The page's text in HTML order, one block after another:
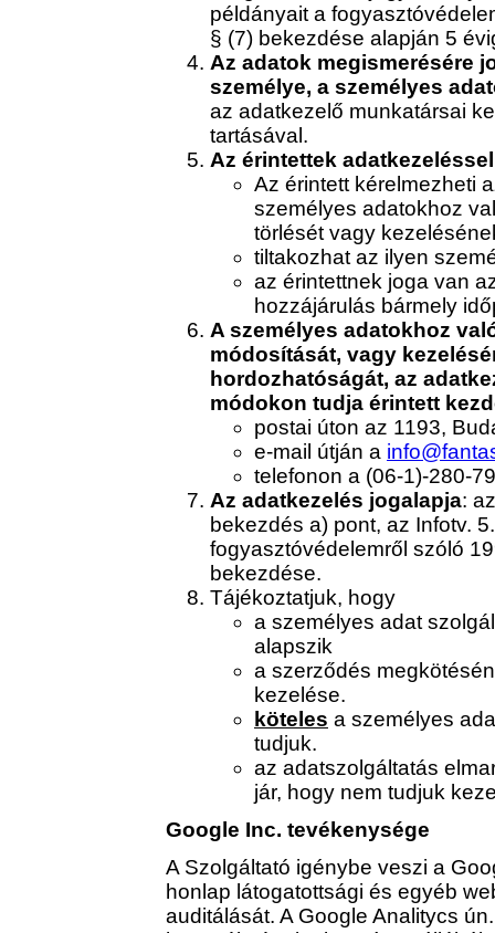
példányait a
§ (7) bekezdése alapján 5
Az adatok megismerésére
személye, a személyes
az adatkezelő munkatársai
tartásával.
Az érintettek
Az érintett kérelmezheti
személyes adatokhoz
törlését vagy
tiltakozhat az ilyen
az érintettnek joga van
hozzájárulás bármely
A személyes adatokhoz
módosítását, vagy
hordozhatóságát, az
módokon tudja érintett
postai úton az 1193,
e-mail útján a
telefonon a (06-1)-280-
Az adatkezelés jogalapja:
bekezdés a) pont, az Infotv.
fogyasztóvédelemről szóló
bekezdése.
Tájékoztatjuk, hogy
a személyes adat
alapszik
a szerződés
kezelése.
köteles a személyes
tudjuk.
az adatszolgáltatás
jár, hogy nem tudjuk
Google Inc. tevékenysége
A Szolgáltató igénybe veszi a
honlap látogatottsági és egyéb
auditálását. A Google Analitycs